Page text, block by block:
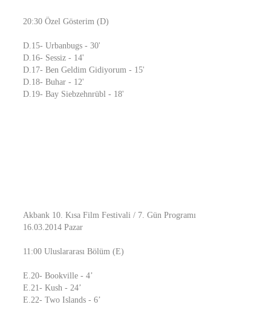
20:30 Özel Gösterim (D)
D.15- Urbanbugs - 30'
D.16- Sessiz - 14'
D.17- Ben Geldim Gidiyorum - 15'
D.18- Buhar - 12'
D.19- Bay Siebzehnrübl - 18'
Akbank 10. Kısa Film Festivali / 7. Gün Programı
16.03.2014 Pazar
11:00 Uluslararası Bölüm (E)
E.20- Bookville - 4’
E.21- Kush - 24’
E.22- Two Islands - 6’